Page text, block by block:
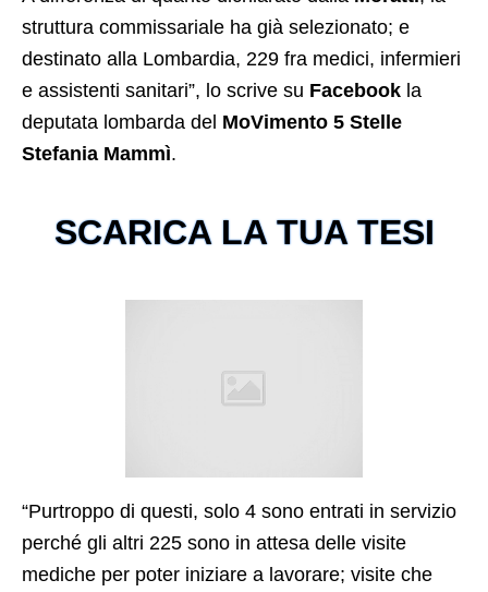
struttura commissariale ha già selezionato; e
destinato alla Lombardia, 229 fra medici, infermieri
e assistenti sanitari”, lo scrive su Facebook la
deputata lombarda del MoVimento 5 Stelle
Stefania Mammì.
SCARICA LA TUA TESI
“Purtroppo di questi, solo 4 sono entrati in servizio
perché gli altri 225 sono in attesa delle visite
mediche per poter iniziare a lavorare; visite che